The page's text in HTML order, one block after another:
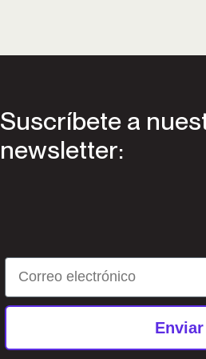
Suscríbete a
newsletter:
Email
Enviar